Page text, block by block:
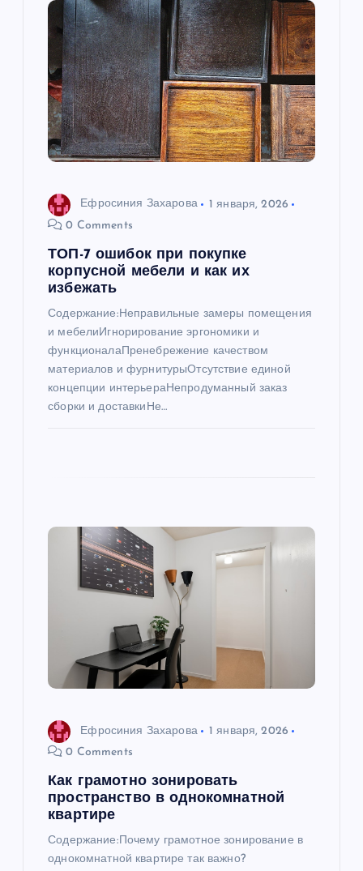
Ефросиния Захарова
1 января, 2026
0 Comments
ТОП-7 ошибок при покупке
корпусной мебели и как их
избежать
Содержание:Неправильные замеры помещения
и мебелиИгнорирование эргономики и
функционалаПренебрежение качеством
материалов и фурнитурыОтсутствие единой
концепции интерьераНепродуманный заказ
сборки и доставкиНе…
Ефросиния Захарова
1 января, 2026
0 Comments
Как грамотно зонировать
пространство в однокомнатной
квартире
Содержание:Почему грамотное зонирование в
однокомнатной квартире так важно?